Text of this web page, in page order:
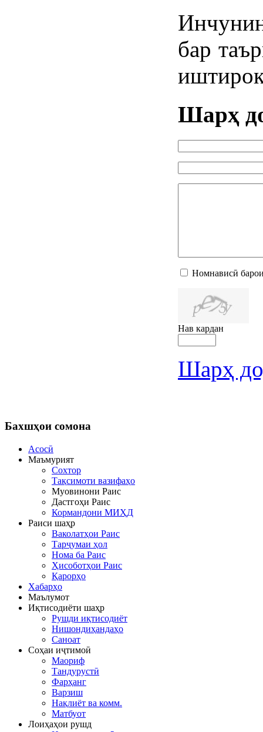
бар
Шарҳ
Номнависӣ
Нав кардан
Шарҳ
Бахшҳои сомона
Асосӣ
Маъмурият
Сохтор
Тақсимоти вазифаҳо
Муовинони Раис
Дастгоҳи Раис
Кормандони МИҲД
Раиси шаҳр
Ваколатҳои Раис
Тарҷумаи ҳол
Нома ба Раис
Ҳисоботҳои Раис
Қарорҳо
Хабарҳо
Маълумот
Иқтисодиёти шаҳр
Рушди иқтисодиёт
Нишондиҳандаҳо
Саноат
Соҳаи иҷтимоӣ
Маориф
Тандурустӣ
Фарҳанг
Варзиш
Нақлиёт ва комм.
Матбуот
Лоиҳаҳои рушд